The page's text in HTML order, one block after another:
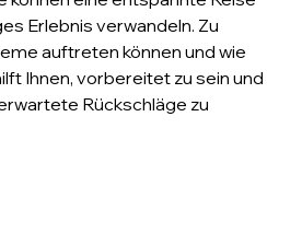
Erlebnis verwandeln. Zu
auftreten können und wie
Ihnen, vorbereitet zu sein und
Rückschläge zu